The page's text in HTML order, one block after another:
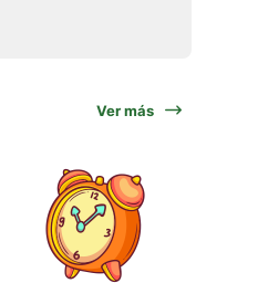
Ver más